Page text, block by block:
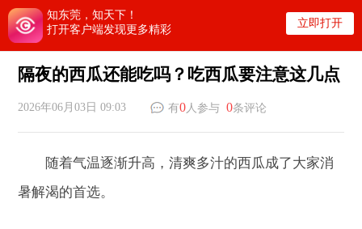
知东莞，知天下！
打开客户端发现更多精彩
立即打开
隔夜的西瓜还能吃吗？吃西瓜要注意这几点
2026年06月03日 09:03 有0人参与0条评论
随着气温逐渐升高，清爽多汁的西瓜成了大家消
暑解渴的首选。